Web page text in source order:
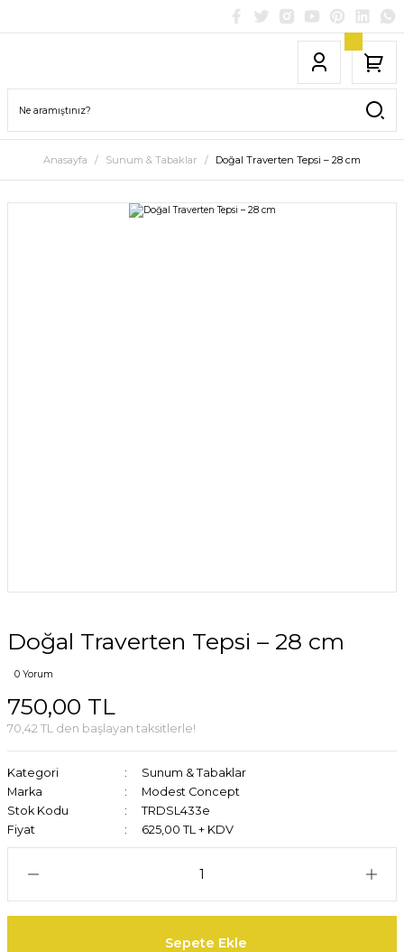
Anasayfa Sunum & Tabaklar Doğal Traverten Tepsi – 28 cm
Doğal Traverten Tepsi – 28 cm
0 Yorum
750,00 TL
70,42 TL den başlayan taksitlerle!
Kategori
Sunum & Tabaklar
Marka
Modest Concept
Stok Kodu
TRDSL433e
Fiyat
625,00 TL + KDV
Sepete Ekle